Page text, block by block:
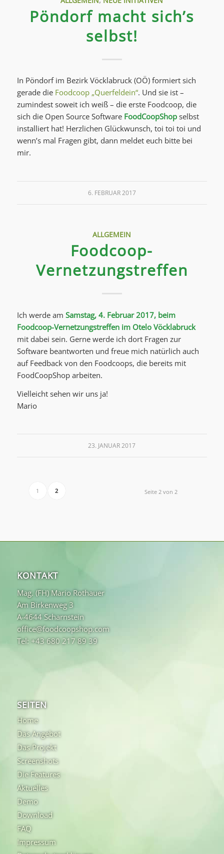
Pöndorf macht sich’s
selbst!
In Pöndorf im Bezirk Vöcklabruck (OÖ) formiert sich
gerade die Foodcoop „Querfeldein“. Und sie ist –
zumindest soweit ich weiß – die erste Foodcoop, die
sich die Open Source Software FoodCoopShopselbst
installiert hat! Herzlichen Glückwunsch, toi toi toi und
wenn’s mal Fragen gibt, dann meldet euch bitte bei
mir.
6. FEBRUAR 2017
ALLGEMEIN
Foodcoop-
Vernetzungstreffen
Ich werde am Samstag, 4. Februar 2017, beim
Foodcoop-Vernetzungstreffen im Otelo Vöcklabruck
mit dabei sein. Gerne werde ich dort Fragen zur
Software beantworten und freue mich natürlich auch
auf Feedback von den Foodcoops, die bereits mit
FoodCoopShop arbeiten.
Vielleicht sehen wir uns ja!
Mario
23. JANUAR 2017
Seite 2 von 2
1 2
KONTAKT
Mag. (FH) Mario Rothauer
Am Birkenweg 3
A-4644 Scharnstein
office@foodcoopshop.com
Tel: +43 680 217 89 39
SEITEN
Home
Das Angebot
Das Projekt
Screenshots
Die Features
Aktuelles
Demo
Download
FAQ
Impressum